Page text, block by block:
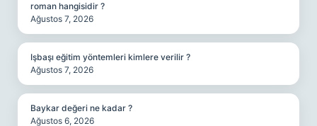
roman hangisidir ?
Ağustos 7, 2026
Işbaşı eğitim yöntemleri kimlere verilir ?
Ağustos 7, 2026
Baykar değeri ne kadar ?
Ağustos 6, 2026